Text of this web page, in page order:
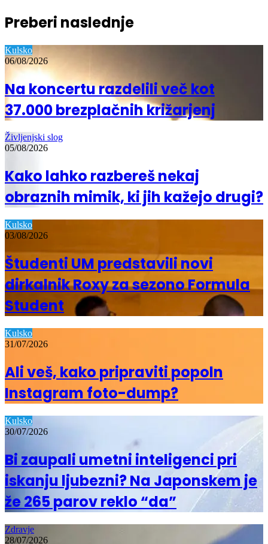
Preberi naslednje
Kulsko
06/08/2026
Na koncertu razdelili več kot
37.000 brezplačnih križarjenj
Življenjski slog
05/08/2026
Kako lahko razbereš nekaj
obraznih mimik, ki jih kažejo drugi?
Kulsko
03/08/2026
Študenti UM predstavili novi
dirkalnik Roxy za sezono Formula
Student
Kulsko
31/07/2026
Ali veš, kako pripraviti popoln
Instagram foto-dump?
Kulsko
30/07/2026
Bi zaupali umetni inteligenci pri
iskanju ljubezni? Na Japonskem je
že 265 parov reklo “da”
Zdravje
28/07/2026